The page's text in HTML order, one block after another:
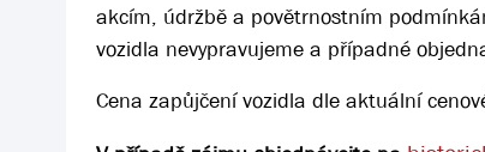
akcím, údržbě a povětrnostním
vozidla nevypravujeme a případné
Cena zapůjčení vozidla dle aktuální